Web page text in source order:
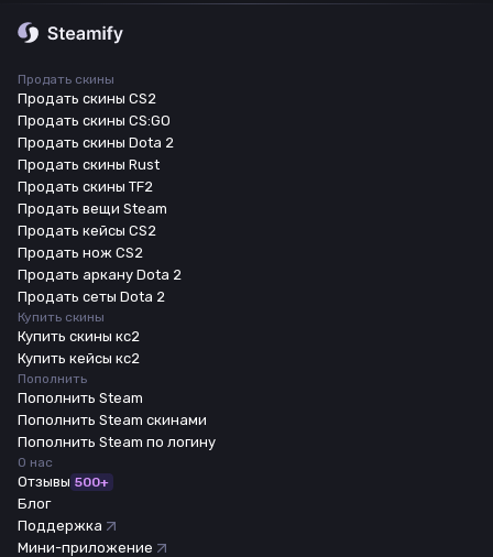
Продать скины
Продать скины CS2
Продать скины CS:GO
Продать скины Dota 2
Продать скины Rust
Продать скины TF2
Продать вещи Steam
Продать кейсы CS2
Продать нож CS2
Продать аркану Dota 2
Продать сеты Dota 2
Купить скины
Купить скины кс2
Купить кейсы кс2
Пополнить
Пополнить Steam
Пополнить Steam скинами
Пополнить Steam по логину
О нас
Отзывы 500+
Блог
Поддержка
Мини-приложение